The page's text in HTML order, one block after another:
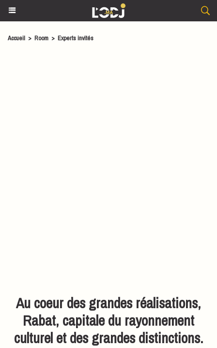
Accueil > Room > Experts invités
Au coeur des grandes réalisations,
Rabat, capitale du rayonnement
culturel et des grandes distinctions.